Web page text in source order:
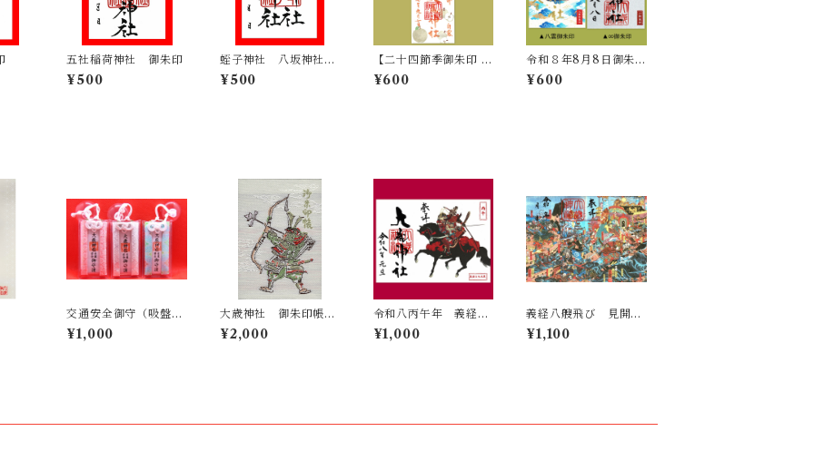
五社稲荷神社 御朱印
¥500
蛭子神社 八坂神社
御朱印
¥500
【二十四節季御朱印 ⑮
白露】9/7～9/22
¥600
令和８年8月8日御朱
印 ∞／八雲御朱印
¥600
交通安全御守（吸盤付
き）
¥1,000
大歳神社 御朱印帳
（御朱印入り／特別義
経印あり）
¥2,000
令和八丙午年 義経と
大夫黒御朱印
¥1,000
義経八艘飛び 見開き
御朱印 R7 8/16~
¥1,100